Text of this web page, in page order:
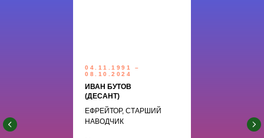
04.11.1991 –
08.10.2024
ИВАН БУТОВ
(ДЕСАНТ)
ЕФРЕЙТОР, СТАРШИЙ
НАВОДЧИК